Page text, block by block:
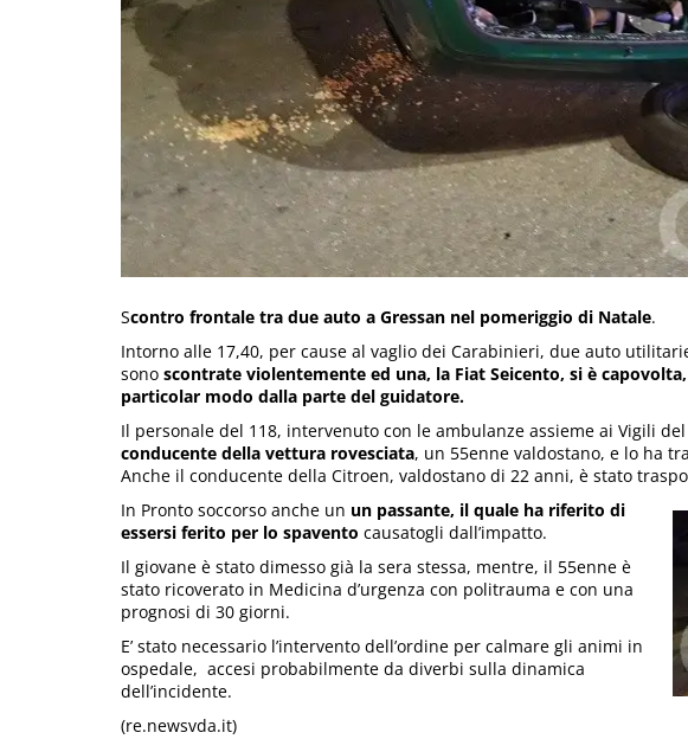
Scontro frontale tra due auto a Gressan nel pomeriggio di Natale.
Intorno alle 17,40, per cause al vaglio dei Carabinieri, due auto
sono scontrate violentemente ed una, la Fiat Seicento, si è
particolar modo dalla parte del guidatore.
Il personale del 118, intervenuto con le ambulanze assieme ai Vigili
conducente della vettura rovesciata, un 55enne valdostano, e lo ha
Anche il conducente della Citroen, valdostano di 22 anni, è stato
In Pronto soccorso anche un un passante, il quale ha riferito di
essersi ferito per lo spavento causatogli dall’impatto.
Il giovane è stato dimesso già la sera stessa, mentre, il 55enne è
stato ricoverato in Medicina d’urgenza con politrauma e con una
prognosi di 30 giorni.
E’ stato necessario l’intervento dell’ordine per calmare gli animi in
ospedale, accesi probabilmente da diverbi sulla dinamica
dell’incidente.
(re.newsvda.it)